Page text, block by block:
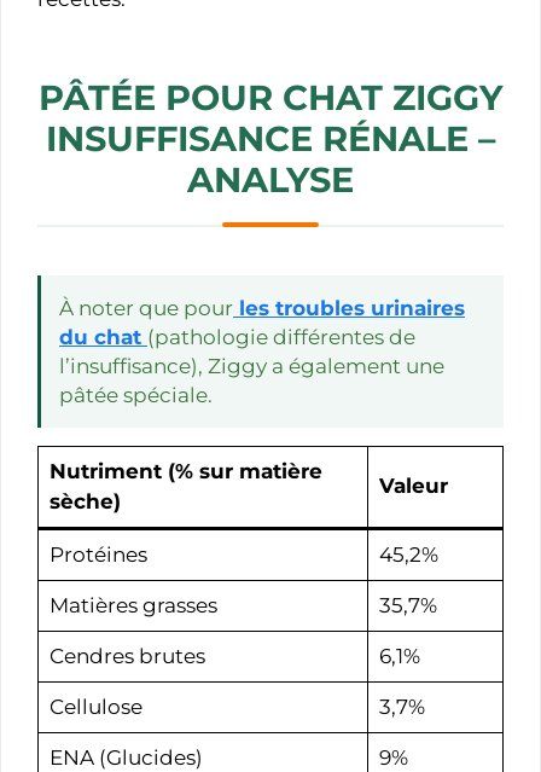
PÂTÉE POUR CHAT ZIGGY
INSUFFISANCE RÉNALE –
ANALYSE
À noter que pour les troubles urinaires
du chat (pathologie différentes de
l’insuffisance), Ziggy a également une
pâtée spéciale.
Nutriment (% sur matière
sèche)
Valeur
Protéines 45,2%
Matières grasses 35,7%
Cendres brutes 6,1%
Cellulose 3,7%
ENA (Glucides) 9%